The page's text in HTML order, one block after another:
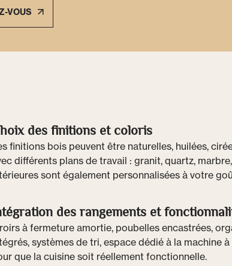
VOUS
des finitions et coloris
finitions bois peuvent être naturelles, huilées,
différents plans de travail : granit, quartz,
sont également personnalisées à votre
des rangements et
à fermeture amortie, poubelles encastrées,
systèmes de tri, espace dédié à la machine
que la cuisine soit réellement fonctionnelle.